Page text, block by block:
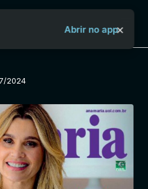
Sobre o Aya Bancah
Início
Revistas
Abrir no app×
2024